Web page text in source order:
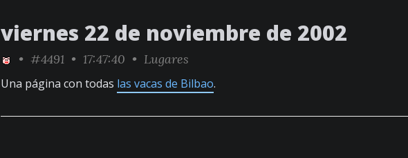
viernes 22 de noviembre de 2002
• #4491 • 17:47:40 • Lugares
Una página con todas las vacas de Bilbao.